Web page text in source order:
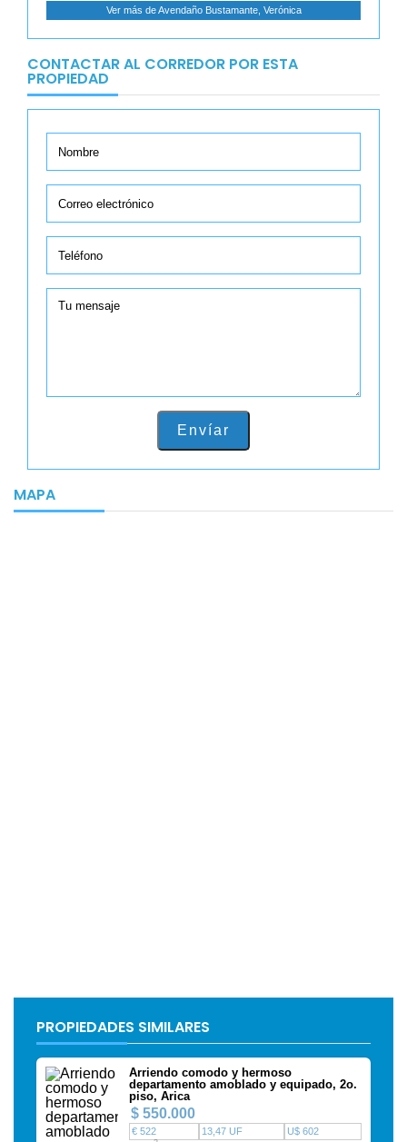
Ver más de Avendaño Bustamante, Verónica
CONTACTAR AL CORREDOR POR ESTA
PROPIEDAD
Envíar
MAPA
PROPIEDADES SIMILARES
Arriendo comodo y hermoso
departamento amoblado y equipado, 2o.
piso, Arica
$ 550.000
€ 522 13,47 UF U$ 602